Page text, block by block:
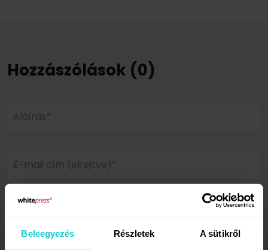
Beleegyezés Részletek A sütikről
Hozzászólások (0)
Aláírás*
E-mail cím (elrejtve)*